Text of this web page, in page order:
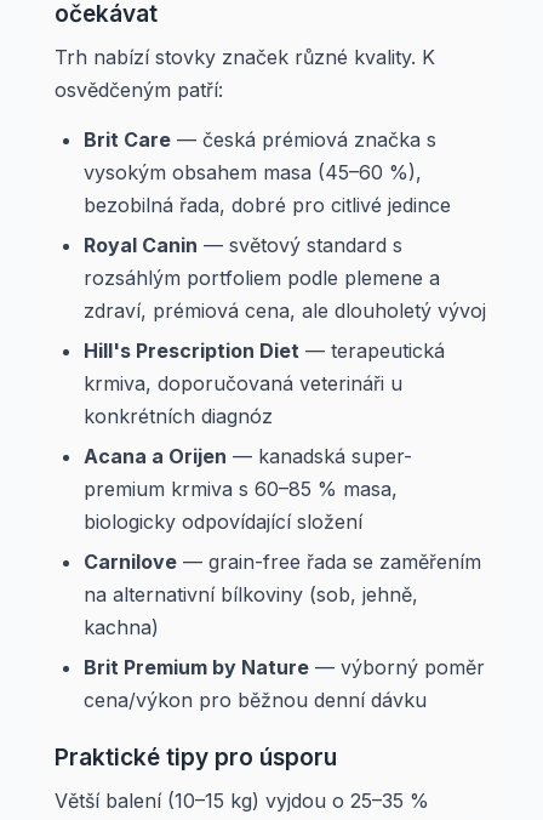
očekávat
Trh nabízí stovky značek různé kvality. K
osvědčeným patří:
Brit Care — česká prémiová značka s
vysokým obsahem masa (45–60 %),
bezobilná řada, dobré pro citlivé jedince
Royal Canin — světový standard s
rozsáhlým portfoliem podle plemene a
zdraví, prémiová cena, ale dlouholetý vývoj
Hill's Prescription Diet — terapeutická
krmiva, doporučovaná veterináři u
konkrétních diagnóz
Acana a Orijen — kanadská super-
premium krmiva s 60–85 % masa,
biologicky odpovídající složení
Carnilove — grain-free řada se zaměřením
na alternativní bílkoviny (sob, jehně,
kachna)
Brit Premium by Nature — výborný poměr
cena/výkon pro běžnou denní dávku
Praktické tipy pro úsporu
Větší balení (10–15 kg) vyjdou o 25–35 %